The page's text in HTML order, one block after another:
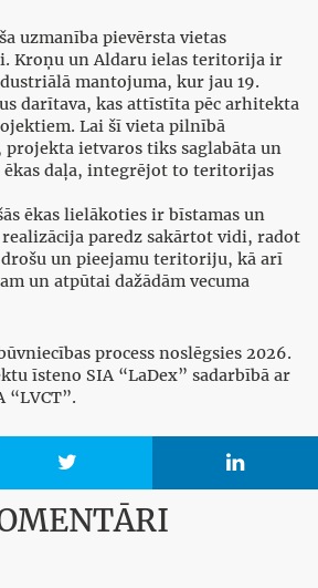
uzmanība pievērsta vietas
Kroņu un Aldaru ielas teritorija ir
mantojuma, kur jau 19.
darītava, kas attīstīta pēc arhitekta
Lai šī vieta pilnībā
ietvaros tiks saglabāta un
ēkas daļa, integrējot to teritorijas
ēkas lielākoties ir bīstamas un
paredz sakārtot vidi, radot
un pieejamu teritoriju, kā arī
un atpūtai dažādām vecuma
process noslēgsies 2026.
īsteno SIA “LaDex” sadarbībā ar
“LVCT”.
 